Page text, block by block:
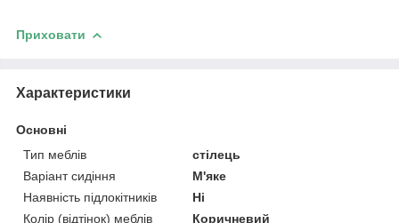
Приховати
Характеристики
Основні
Тип меблів
стілець
Варіант сидіння
М'яке
Наявність підлокітників
Ні
Колір (відтінок) меблів
Коричневий